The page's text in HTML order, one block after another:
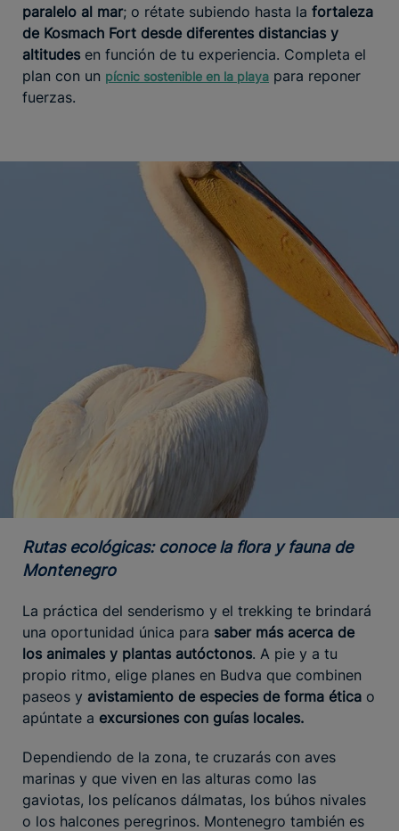
paralelo al mar; o rétate subiendo hasta la fortaleza
de Kosmach Fort desde diferentes distancias y
altitudes en función de tu experiencia. Completa el
plan con un pícnic sostenible en la playa para reponer
fuerzas.
Rutas ecológicas: conoce la flora y fauna de
Montenegro
La práctica del senderismo y el trekking te brindará
una oportunidad única para saber más acerca de
los animales y plantas autóctonos. A pie y a tu
propio ritmo, elige planes en Budva que combinen
paseos y avistamiento de especies de forma ética o
apúntate a excursiones con guías locales.
Dependiendo de la zona, te cruzarás con aves
marinas y que viven en las alturas como las
gaviotas, los pelícanos dálmatas, los búhos nivales
o los halcones peregrinos. Montenegro también es